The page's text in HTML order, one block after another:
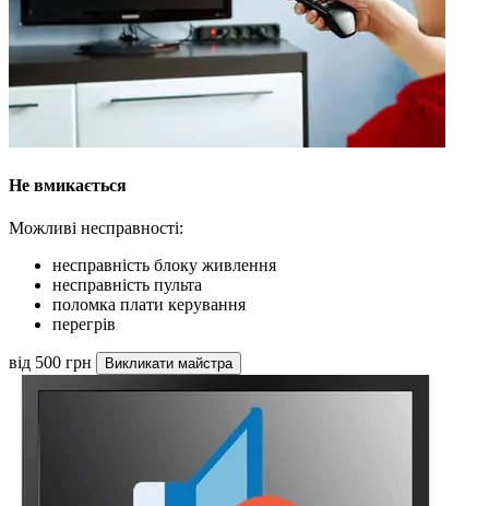
Не вмикається
Можливі несправності:
несправність блоку живлення
несправність пульта
поломка плати керування
перегрів
від 500 грн Викликати майстра